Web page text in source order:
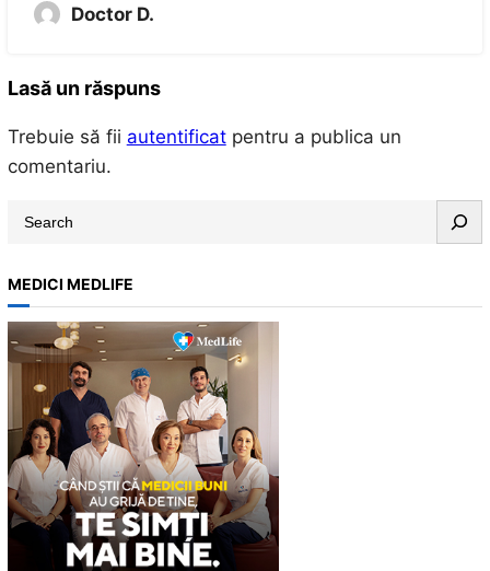
Doctor D.
Lasă un răspuns
Trebuie să fii autentificatpentru a publica un
comentariu.
a
r
c
h
MEDICI MEDLIFE